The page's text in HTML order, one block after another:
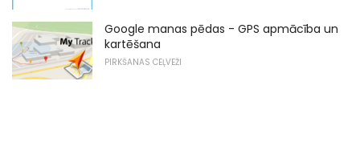
Google manas pēdas - GPS apmācība un
kartēšana
PIRKŠANAS CEĻVEŽI